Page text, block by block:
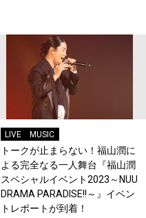
LIVE MUSIC
トークが止まらない！福山潤に
よる完全なる一人舞台『福山潤
スペシャルイベント2023～NUU
DRAMA PARADISE!!～』イベン
トレポートが到着！